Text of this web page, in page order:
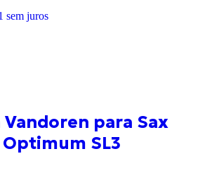
sem juros
para Sax
SL3